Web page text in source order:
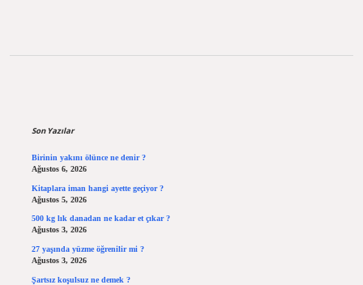
Son Yazılar
Birinin yakını ölünce ne denir ?
Ağustos 6, 2026
Kitaplara iman hangi ayette geçiyor ?
Ağustos 5, 2026
500 kg lık danadan ne kadar et çıkar ?
Ağustos 3, 2026
27 yaşında yüzme öğrenilir mi ?
Ağustos 3, 2026
Şartsız koşulsuz ne demek ?